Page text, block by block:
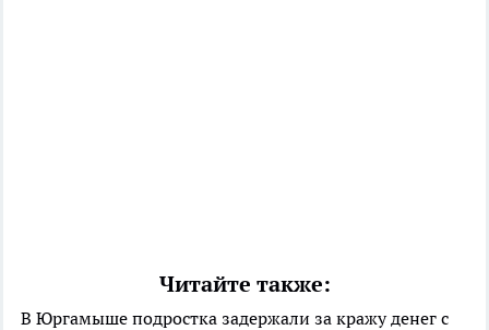
Читайте также:
В Юргамыше подростка задержали за кражу денег с